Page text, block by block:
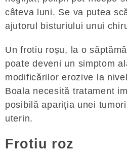
câteva luni. Se va putea
ajutorul bisturiului unui
Un frotiu roșu, la o
poate deveni un simptom
modificărilor erozive la
Boala necesită tratament
posibilă apariția unei
uterin.
Frotiu roz